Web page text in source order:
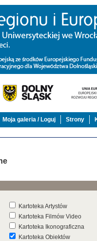
Moja galeria / Loguj Strony
Kartoteka Artystów
Kartoteka Filmów Video
Kartoteka Ikonograficzna
Kartoteka Obiektów